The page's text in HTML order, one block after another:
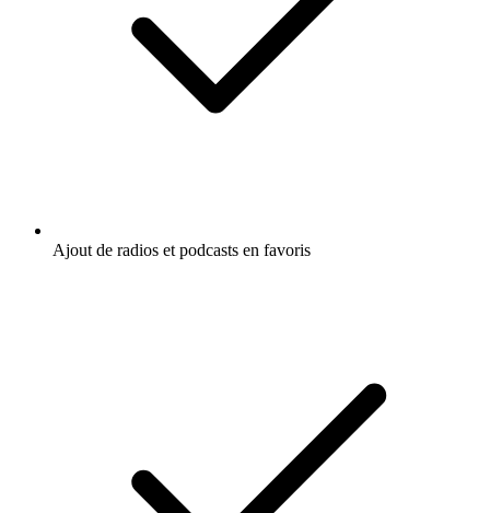
Ajout de radios et podcasts en favoris